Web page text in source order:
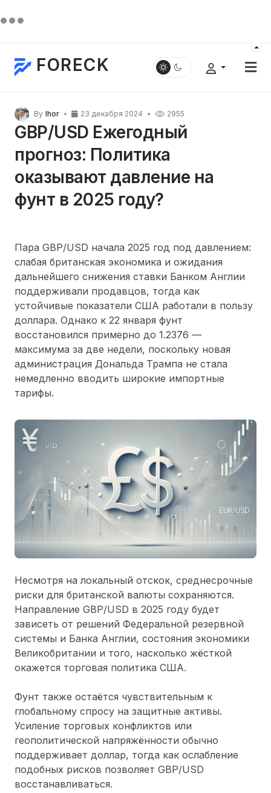
FORECK
By Ihor 23 декабря 2024 2955
GBP/USD Ежегодный
прогноз: Политика
оказывают давление на
фунт в 2025 году?
Пара GBP/USD начала 2025 год под давлением:
слабая британская экономика и ожидания
дальнейшего снижения ставки Банком Англии
поддерживали продавцов, тогда как
устойчивые показатели США работали в пользу
доллара. Однако к 22 января фунт
восстановился примерно до 1.2376 —
максимума за две недели, поскольку новая
администрация Дональда Трампа не стала
немедленно вводить широкие импортные
тарифы.
Несмотря на локальный отскок, среднесрочные
риски для британской валюты сохраняются.
Направление GBP/USD в 2025 году будет
зависеть от решений Федеральной резервной
системы и Банка Англии, состояния экономики
Великобритании и того, насколько жёсткой
окажется торговая политика США.
Фунт также остаётся чувствительным к
глобальному спросу на защитные активы.
Усиление торговых конфликтов или
геополитической напряжённости обычно
поддерживает доллар, тогда как ослабление
подобных рисков позволяет GBP/USD
восстанавливаться.